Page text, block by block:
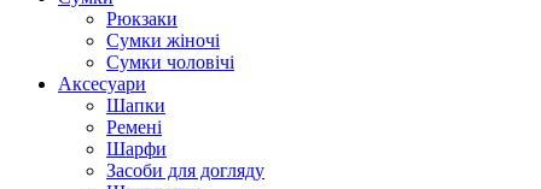
Рюкзаки
Сумки жіночі
Сумки чоловічі
Аксеcуари
Шапки
Ремені
Шарфи
Засоби для догляду